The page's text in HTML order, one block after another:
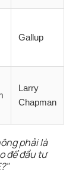
Gallup
Larry
Chapman
phải là
để đầu tư